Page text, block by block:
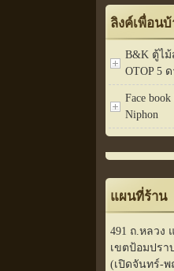
ลิงค์เพื่อน
B&K ตู้ไ
OTOP 5
Face
Niphon
แผนที่ร้าน
491 ถ.หลวง
เขตป้อมปรา
(เปิดจันทร์-พ